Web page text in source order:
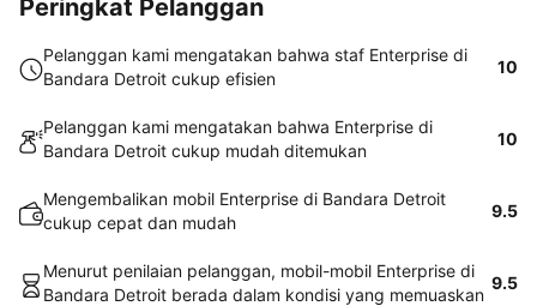
Peringkat Pelanggan
Pelanggan kami mengatakan bahwa staf Enterprise di
Bandara Detroit cukup efisien
10
Pelanggan kami mengatakan bahwa Enterprise di
Bandara Detroit cukup mudah ditemukan
10
Mengembalikan mobil Enterprise di Bandara Detroit
cukup cepat dan mudah
9.5
Menurut penilaian pelanggan, mobil-mobil Enterprise di
Bandara Detroit berada dalam kondisi yang memuaskan
9.5